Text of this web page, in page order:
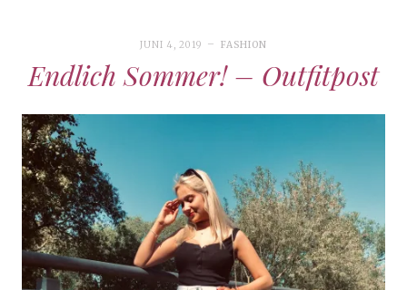
JUNI 4, 2019 FASHION
Endlich Sommer! – Outfitpost